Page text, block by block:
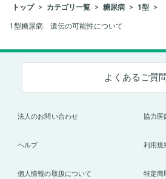
トップ カテゴリ一覧 糖尿病 1型
1型糖尿病 遺伝の可能性について
よくあるご質問
法人のお問い合わせ 協力医
ヘルプ 利用規
個人情報の取扱について 特定商